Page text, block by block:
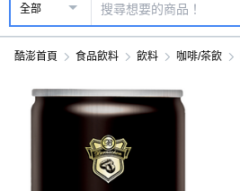
全部
酷澎首頁 食品飲料 飲料 咖啡/茶飲